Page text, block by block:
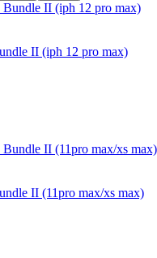
II (iph 12 pro max)
II (11pro max/xs max)